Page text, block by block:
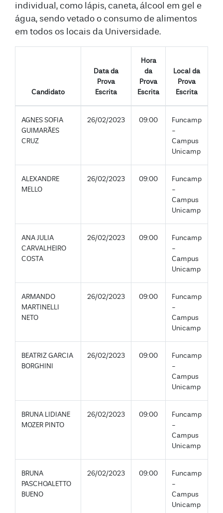
individual, como lápis, caneta, álcool em gel e
água, sendo vetado o consumo de alimentos
em todos os locais da Universidade.
Candidato
Data da
Prova
Escrita
Hora
da
Prova
Escrita
Local da
Prova
Escrita
AGNES SOFIA
GUIMARÃES
CRUZ
26/02/2023 09:00
Funcamp
-
Campus
Unicamp
ALEXANDRE
MELLO
26/02/2023 09:00
Funcamp
-
Campus
Unicamp
ANA JULIA
CARVALHEIRO
COSTA
26/02/2023 09:00
Funcamp
-
Campus
Unicamp
ARMANDO
MARTINELLI
NETO
26/02/2023 09:00
Funcamp
-
Campus
Unicamp
BEATRIZ GARCIA
BORGHINI
26/02/2023 09:00
Funcamp
-
Campus
Unicamp
BRUNA LIDIANE
MOZER PINTO
26/02/2023 09:00
Funcamp
-
Campus
Unicamp
BRUNA
PASCHOALETTO
BUENO
26/02/2023 09:00
Funcamp
-
Campus
Unicamp